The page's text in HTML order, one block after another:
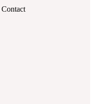
Contact